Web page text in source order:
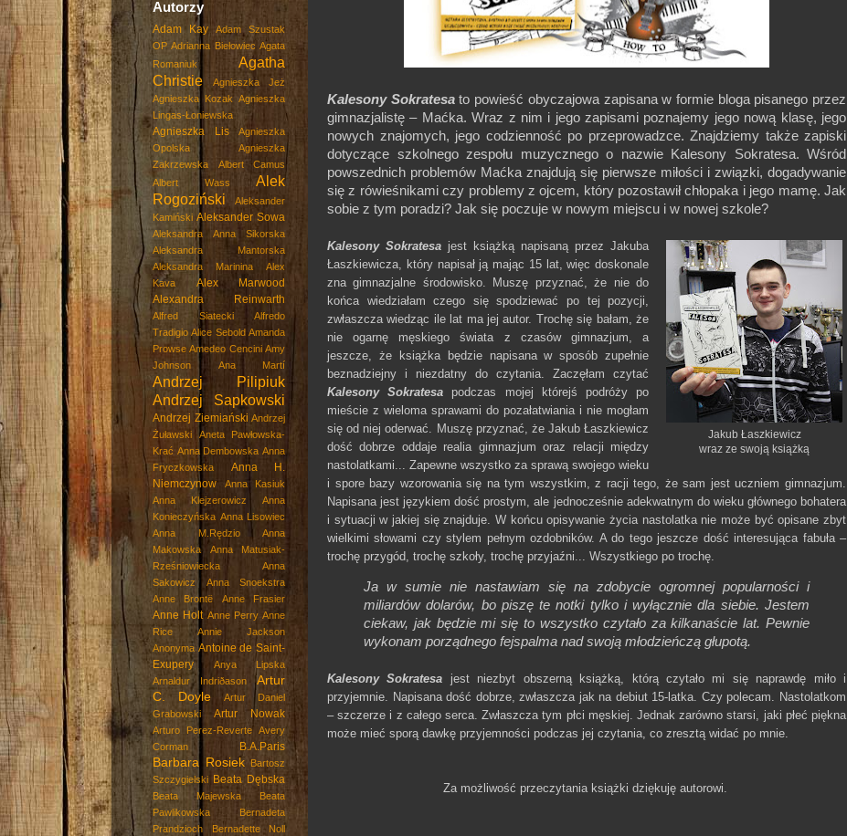
Kalesony Sokratesato powieść obyczajowa zapisana w formie bloga pisanego przez
gimnazjalistę – Maćka. Wraz z nim i jego zapisami poznajemy jego nową klasę, jego
nowych znajomych, jego codzienność po przeprowadzce. Znajdziemy także zapiski
dotyczące szkolnego zespołu muzycznego o nazwie Kalesony Sokratesa. Wśród
powszednich problemów Maćka znajdują się pierwsze miłości i związki, dogadywanie
się z rówieśnikami czy problemy z ojcem, który pozostawił chłopaka i jego mamę. Jak
sobie z tym poradzi? Jak się poczuje w nowym miejscu i w nowej szkole?
Jakub Łaszkiewicz
wraz ze swoją książką
Kalesony Sokratesa jest książką napisaną przez Jakuba
Łaszkiewicza, który napisał ją mając 15 lat, więc doskonale
zna gimnazjalne środowisko. Muszę przyznać, że nie do
końca wiedziałam czego się spodziewać po tej pozycji,
zwłaszcza wiedząc ile lat ma jej autor. Trochę się bałam, że
nie ogarnę męskiego świata z czasów gimnazjum, a
jeszcze, że książka będzie napisana w sposób zupełnie
beznadziejny i niezdatny do czytania. Zaczęłam czytać
Kalesony Sokratesa podczas mojej którejś podróży po
mieście z wieloma sprawami do pozałatwiania i nie mogłam
się od niej oderwać. Muszę przyznać, że Jakub Łaszkiewicz
dość dobrze oddaje realia gimnazjum oraz relacji między
nastolatkami... Zapewne wszystko za sprawą swojego wieku
i spore bazy wzorowania się na tym wszystkim, z racji tego, że sam jest uczniem gimnazjum.
Napisana jest językiem dość prostym, ale jednocześnie adekwatnym do wieku głównego bohatera
i sytuacji w jakiej się znajduje. W końcu opisywanie życia nastolatka nie może być opisane zbyt
wielkimi słowami czy stylem pełnym ozdobników. A do tego jeszcze dość interesująca fabuła –
trochę przygód, trochę szkoły, trochę przyjaźni... Wszystkiego po trochę.
Ja w sumie nie nastawiam się na zdobycie ogromnej popularności i
miliardów dolarów, bo piszę te notki tylko i wyłącznie dla siebie. Jestem
ciekaw, jak będzie mi się to wszystko czytało za kilkanaście lat. Pewnie
wykonam porządnego fejspalma nad swoją młodzieńczą głupotą.
Kalesony Sokratesa jest niezbyt obszerną książką, którą czytało mi się naprawdę miło i
przyjemnie. Napisana dość dobrze, zwłaszcza jak na debiut 15-latka. Czy polecam. Nastolatkom
– szczerze i z całego serca. Zwłaszcza tym płci męskiej. Jednak zarówno starsi, jaki płeć piękna
może mieć sporą dawkę przyjemności podczas jej czytania, co zresztą widać po mnie.
Za możliwość przeczytania książki dziękuję autorowi.
Autorzy
Adam Kay
Adam Szustak
OP Adrianna Biełowiec Agata
Romaniuk
Agatha
Christie
Agnieszka Jeż
Agnieszka Kozak Agnieszka
Lingas-Łoniewska
Agnieszka Lis
Agnieszka
Opolska
Agnieszka
Zakrzewska
Albert Camus
Albert Wass
Alek
Rogoziński
Aleksander
Kamiński Aleksander Sowa
Aleksandra Anna Sikorska
Aleksandra Mantorska
Aleksandra Marinina
Alex
Kava
Alex Marwood
Alexandra Reinwarth
Alfred Siatecki
Alfredo
Tradigio Alice Sebold Amanda
Prowse Amedeo Cencini Amy
Johnson
Ana Martí
Andrzej Pilipiuk
Andrzej Sapkowski
Andrzej Ziemiański Andrzej
Żuławski
Aneta Pawłowska-
Krać Anna Dembowska Anna
Fryczkowska
Anna H.
Niemczynow
Anna Kasiuk
Anna Klejzerowicz
Anna
Konieczyńska Anna Lisowiec
Anna M.Rędzio
Anna
Makowska
Anna Matusiak-
Rześniowiecka
Anna
Sakowicz
Anna Snoekstra
Anne Brontë
Anne Frasier
Anne Holt Anne Perry Anne
Rice
Annie Jackson
Anonyma Antoine de Saint-
Exupery
Anya Lipska
Arnaldur Indriðason
Artur
C. Doyle
Artur Daniel
Grabowski
Artur Nowak
Arturo Perez-Reverte Avery
Corman
B.A.Paris
Barbara Rosiek
Bartosz
Szczygielski Beata Dębska
Beata Majewska
Beata
Pawlikowska
Bernadeta
Prandzioch
Bernadette Noll